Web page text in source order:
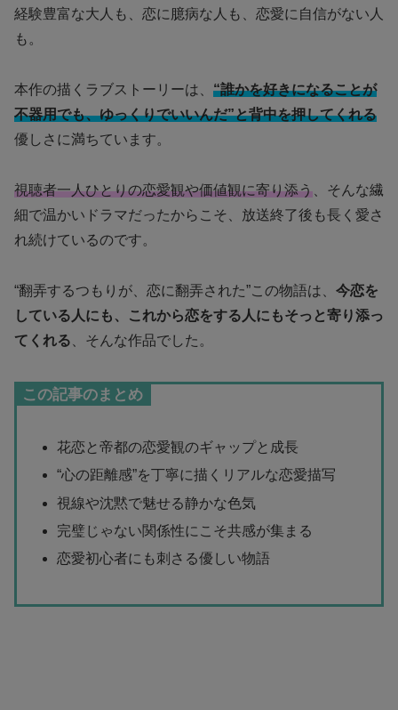
経験豊富な大人も、恋に臆病な人も、恋愛に自信がない人
も。
本作の描くラブストーリーは、 “誰かを好きになることが
不器用でも、ゆっくりでいいんだ”と背中を押してくれる
優しさに満ちています。
視聴者一人ひとりの恋愛観や価値観に寄り添う 、そんな繊
細で温かいドラマだったからこそ、放送終了後も長く愛さ
れ続けているのです。
“翻弄するつもりが、恋に翻弄された”この物語は、 今恋を
している人にも、これから恋をする人にもそっと寄り添っ
てくれる 、そんな作品でした。
この記事のまとめ
花恋と帝都の恋愛観のギャップと成長
“心の距離感”を丁寧に描くリアルな恋愛描写
視線や沈黙で魅せる静かな色気
完璧じゃない関係性にこそ共感が集まる
恋愛初心者にも刺さる優しい物語